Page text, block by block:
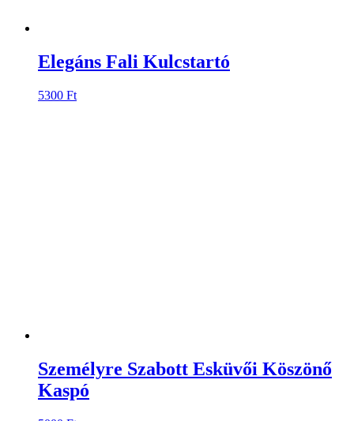
Elegáns Fali Kulcstartó
5300 Ft
Személyre Szabott Esküvői Köszönő
Kaspó